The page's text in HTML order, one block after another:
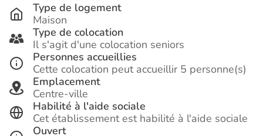
Type de logement
Maison
Type de colocation
Il s'agit d'une colocation seniors
Personnes accueillies
Cette colocation peut accueillir 5 personne(s)
Emplacement
Centre-ville
Habilité à l'aide sociale
Cet établissement est habilité à l'aide sociale
Ouvert